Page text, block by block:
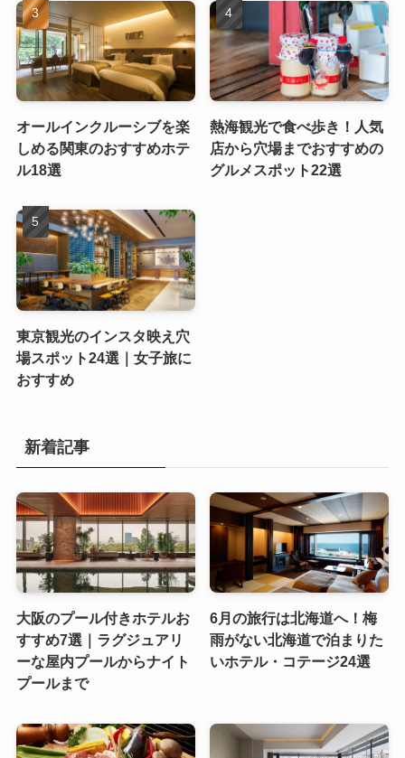
オールインクルーシブを楽
しめる関東のおすすめホテ
ル18選
熱海観光で食べ歩き！人気
店から穴場までおすすめの
グルメスポット22選
東京観光のインスタ映え穴
場スポット24選｜女子旅に
おすすめ
新着記事
大阪のプール付きホテルお
すすめ7選｜ラグジュアリ
ーな屋内プールからナイト
プールまで
6月の旅行は北海道へ！梅
雨がない北海道で泊まりた
いホテル・コテージ24選